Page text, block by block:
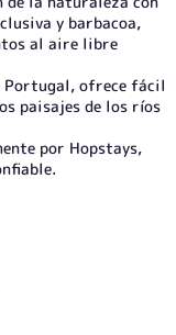
y barbacoa,
al aire libre
Portugal, ofrece fácil
paisajes de los ríos
por Hopstays,